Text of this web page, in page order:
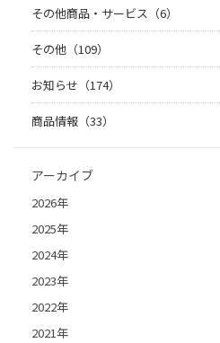
その他商品・サービス（6）
その他（109）
お知らせ（174）
商品情報（33）
アーカイブ
2026年
2025年
2024年
2023年
2022年
2021年